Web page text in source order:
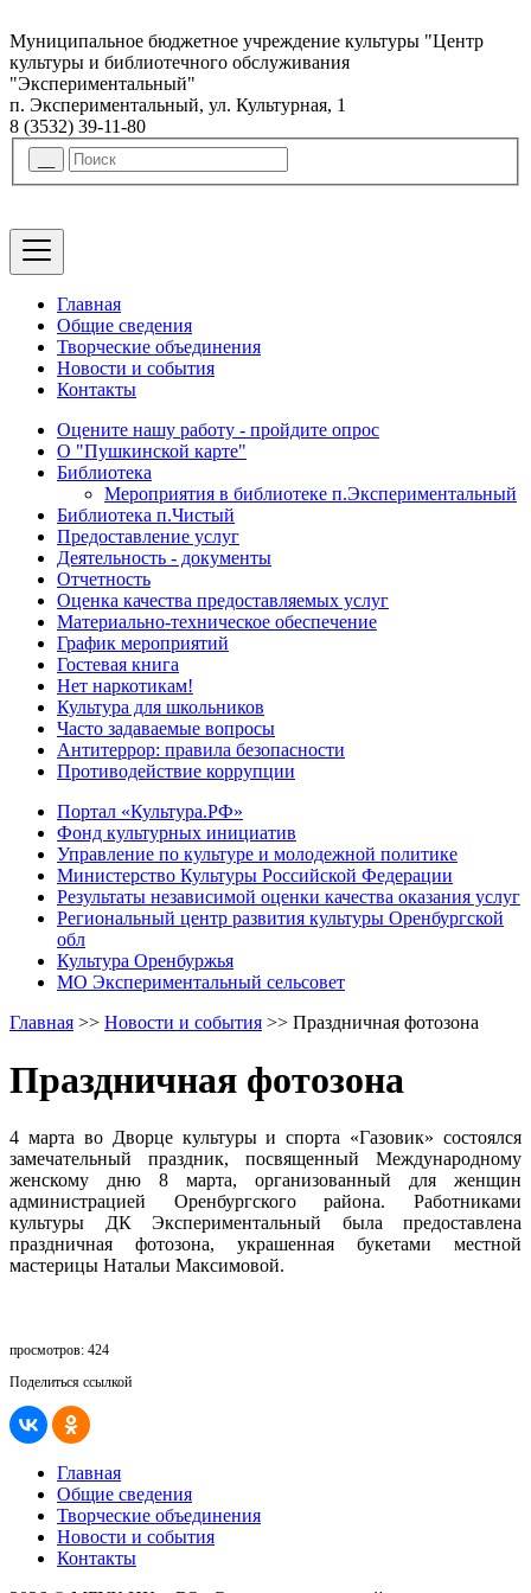
Муниципальное бюджетное учреждение культуры "Центр
культуры и библиотечного обслуживания
"Экспериментальный"
п. Экспериментальный, ул. Культурная, 1
8 (3532) 39-11-80
Главная
Общие сведения
Творческие объединения
Новости и события
Контакты
Оцените нашу работу - пройдите опрос
О "Пушкинской карте"
Библиотека
Мероприятия в библиотеке п.Экспериментальный
Библиотека п.Чистый
Предоставление услуг
Деятельность - документы
Отчетность
Оценка качества предоставляемых услуг
Материально-техническое обеспечение
График мероприятий
Гостевая книга
Нет наркотикам!
Культура для школьников
Часто задаваемые вопросы
Антитеррор: правила безопасности
Противодействие коррупции
Портал «Культура.РФ»
Фонд культурных инициатив
Управление по культуре и молодежной политике
Министерство Культуры Российской Федерации
Результаты независимой оценки качества оказания услуг
Региональный центр развития культуры Оренбургской
обл
Культура Оренбуржья
МО Экспериментальный сельсовет
Главная >> Новости и события >> Праздничная фотозона
Праздничная фотозона
4 марта во Дворце культуры и спорта «Газовик» состоялся
замечательный праздник, посвященный Международному
женскому дню 8 марта, организованный для женщин
администрацией Оренбургского района. Работниками
культуры ДК Экспериментальный была предоставлена
праздничная фотозона, украшенная букетами местной
мастерицы Натальи Максимовой.
просмотров: 424
Поделиться ссылкой
Главная
Общие сведения
Творческие объединения
Новости и события
Контакты